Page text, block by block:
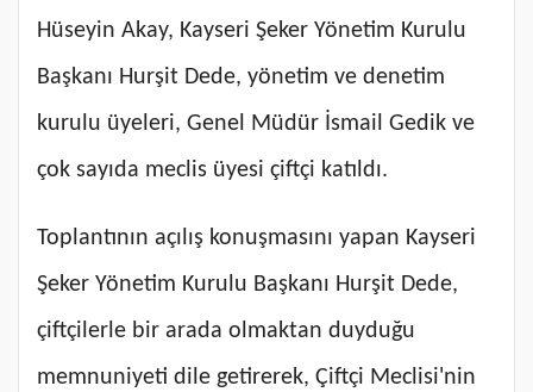
Hüseyin Akay, Kayseri Şeker Yönetim Kurulu
Başkanı Hurşit Dede, yönetim ve denetim
kurulu üyeleri, Genel Müdür İsmail Gedik ve
çok sayıda meclis üyesi çiftçi katıldı.
Toplantının açılış konuşmasını yapan Kayseri
Şeker Yönetim Kurulu Başkanı Hurşit Dede,
çiftçilerle bir arada olmaktan duyduğu
memnuniyeti dile getirerek, Çiftçi Meclisi'nin